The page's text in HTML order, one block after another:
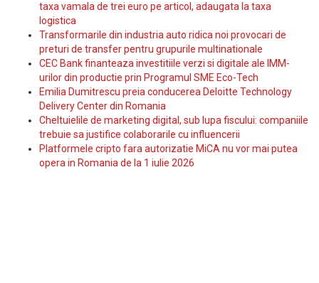
taxa vamala de trei euro pe articol, adaugata la taxa
logistica
Transformarile din industria auto ridica noi provocari de
preturi de transfer pentru grupurile multinationale
CEC Bank finanteaza investitiile verzi si digitale ale IMM-
urilor din productie prin Programul SME Eco-Tech
Emilia Dumitrescu preia conducerea Deloitte Technology
Delivery Center din Romania
Cheltuielile de marketing digital, sub lupa fiscului: companiile
trebuie sa justifice colaborarile cu influencerii
Platformele cripto fara autorizatie MiCA nu vor mai putea
opera in Romania de la 1 iulie 2026